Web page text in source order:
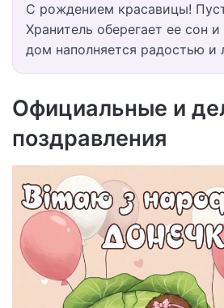
С рождением красавицы!
Хранитель оберегает ее сон
дом наполняется радостью и
Официальные и
поздравления